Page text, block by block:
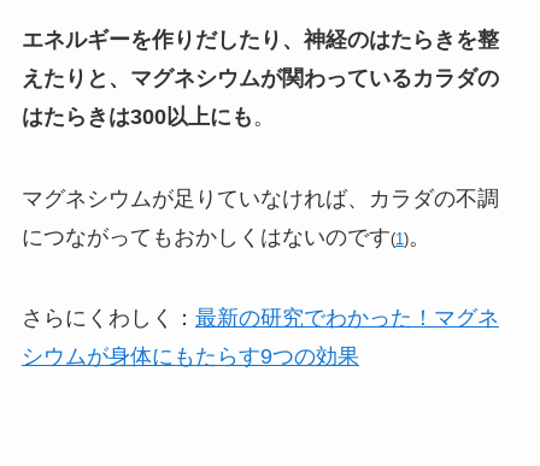
エネルギーを作りだしたり、神経のはたらきを整
えたりと、マグネシウムが関わっているカラダの
はたらきは300以上にも 。
マグネシウムが足りていなければ、カラダの不調
につながってもおかしくはないのです(1)。
さらにくわしく： 最新の研究でわかった！マグネ
シウムが身体にもたらす9つの効果